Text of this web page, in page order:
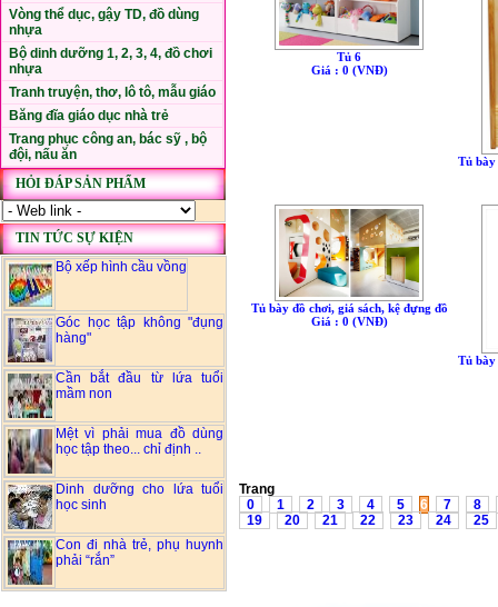
Vòng thể dục, gậy TD, đồ dùng
nhựa
Bộ dinh dưỡng 1, 2, 3, 4, đồ chơi
nhựa
Tranh truyện, thơ, lô tô, mẫu giáo
Băng đĩa giáo dục nhà trẻ
Trang phục công an, bác sỹ , bộ
đội, nấu ăn
HỎI ĐÁP SẢN PHẨM
TIN TỨC SỰ KIỆN
Bộ xếp hình cầu vồng
Góc học tập không "đụng
hàng"
Cần bắt đầu từ lứa tuổi
mầm non
Mệt vì phải mua đồ dùng
học tập theo... chỉ định ..
Dinh dưỡng cho lứa tuổi
học sinh
Con đi nhà trẻ, phụ huynh
phải “rắn”
Tủ 6
Giá : 0 (VNÐ)
Tủ bày
Tủ bày đồ chơi, giá sách, kệ đựng đồ
Giá : 0 (VNÐ)
Tủ bày
0
1 2 3 4 5 6 7
8
19
20 21 22 23 24 25